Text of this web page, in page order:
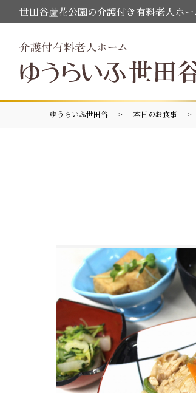
世田谷蘆花公園の介護付き有料老人ホ
ゆうらいふ世田谷 本日のお食事